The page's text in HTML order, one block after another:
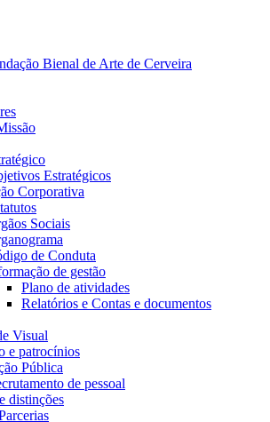
Estratégicos
Corporativa
Sociais
de Conduta
de gestão
Plano de atividades
Relatórios e Contas e documentos
Visual
e patrocínios
Pública
de pessoal
distinções